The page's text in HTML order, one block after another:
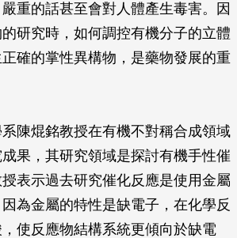
重的話甚至會對人體產生毒害。因
研究時，如何調控有機分子的立體
確的掌性異構物，是藥物發展的重
陳焜銘教授在有機不對稱合成領域
果，其研究領域是探討有機手性催
表示過去研究催化反應是使用金屬
為金屬的特性是缺電子，在化學反
使反應物結構系統更傾向於缺電